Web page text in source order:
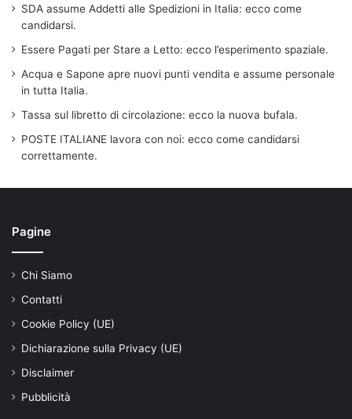
SDA assume Addetti alle Spedizioni in Italia: ecco come
candidarsi.
Essere Pagati per Stare a Letto: ecco l’esperimento spaziale.
Acqua e Sapone apre nuovi punti vendita e assume personale
in tutta Italia.
Tassa sul libretto di circolazione: ecco la nuova bufala.
POSTE ITALIANE lavora con noi: ecco come candidarsi
correttamente.
Pagine
Chi Siamo
Contatti
Cookie Policy (UE)
Dichiarazione sulla Privacy (UE)
Disclaimer
Pubblicità